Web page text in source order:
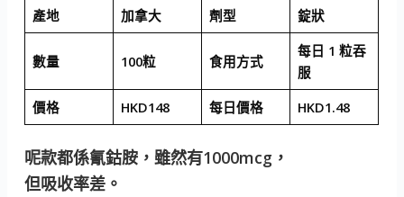
產地
加拿大 劑型 錠狀
數量 100粒 食用方式
每日 1 粒吞
服
價格
HKD148 每日價格 HKD1.48
呢款都係氰鈷胺，雖然有1000mcg，
但吸收率差。